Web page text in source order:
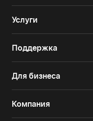
Услуги
Поддержка
Для бизнеса
Компания